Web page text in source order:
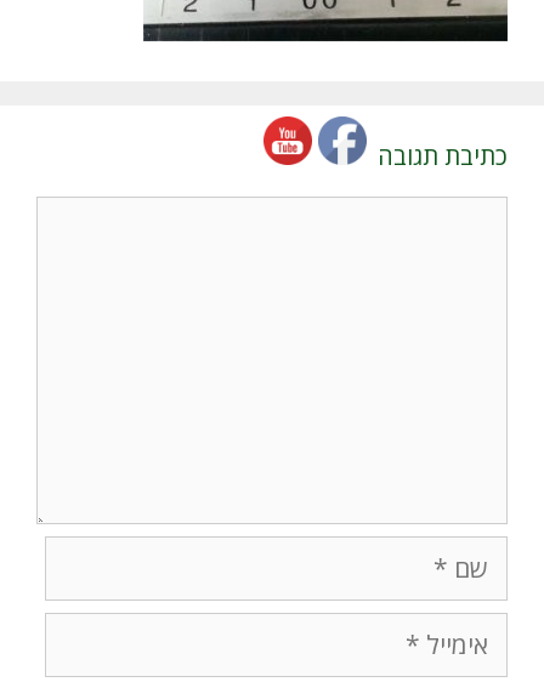
כתיבת תגובה
תגובה
שם
אימייל